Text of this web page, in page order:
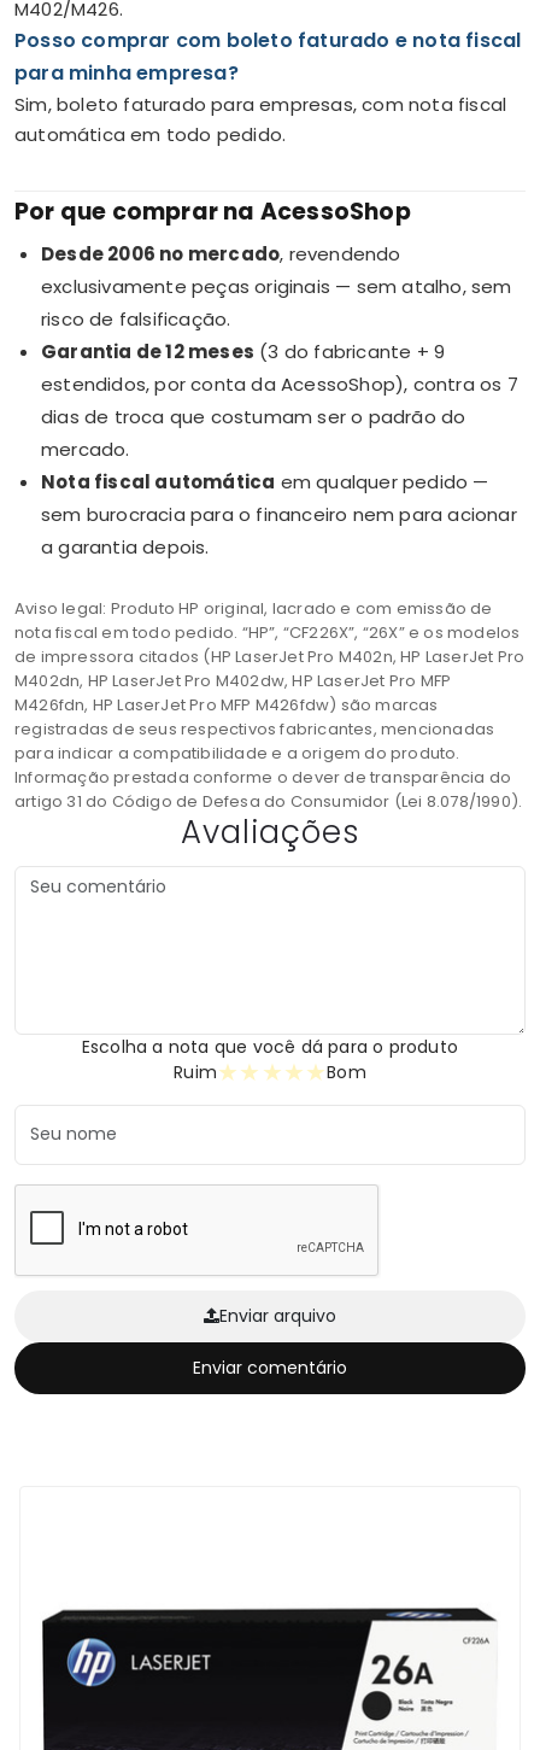
M402/M426.
Posso comprar com boleto faturado e nota fiscal
para minha empresa?
Sim, boleto faturado para empresas, com nota fiscal
automática em todo pedido.
Por que comprar na AcessoShop
Desde 2006 no mercado, revendendo
exclusivamente peças originais — sem atalho, sem
risco de falsificação.
Garantia de 12 meses (3 do fabricante + 9
estendidos, por conta da AcessoShop), contra os 7
dias de troca que costumam ser o padrão do
mercado.
Nota fiscal automática em qualquer pedido —
sem burocracia para o financeiro nem para acionar
a garantia depois.
Aviso legal: Produto HP original, lacrado e com emissão de
nota fiscal em todo pedido. “HP”, “CF226X”, “26X” e os modelos
de impressora citados (HP LaserJet Pro M402n, HP LaserJet Pro
M402dn, HP LaserJet Pro M402dw, HP LaserJet Pro MFP
M426fdn, HP LaserJet Pro MFP M426fdw) são marcas
registradas de seus respectivos fabricantes, mencionadas
para indicar a compatibilidade e a origem do produto.
Informação prestada conforme o dever de transparência do
artigo 31 do Código de Defesa do Consumidor (Lei 8.078/1990).
Avaliações
Escolha a nota que você dá para o produto
Ruim
★
★
★
★
★ Bom
Enviar arquivo
Enviar comentário